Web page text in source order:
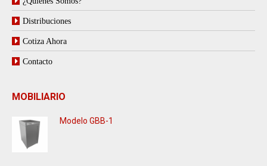
Distribuciones
Cotiza Ahora
Contacto
MOBILIARIO
Modelo GBB-1